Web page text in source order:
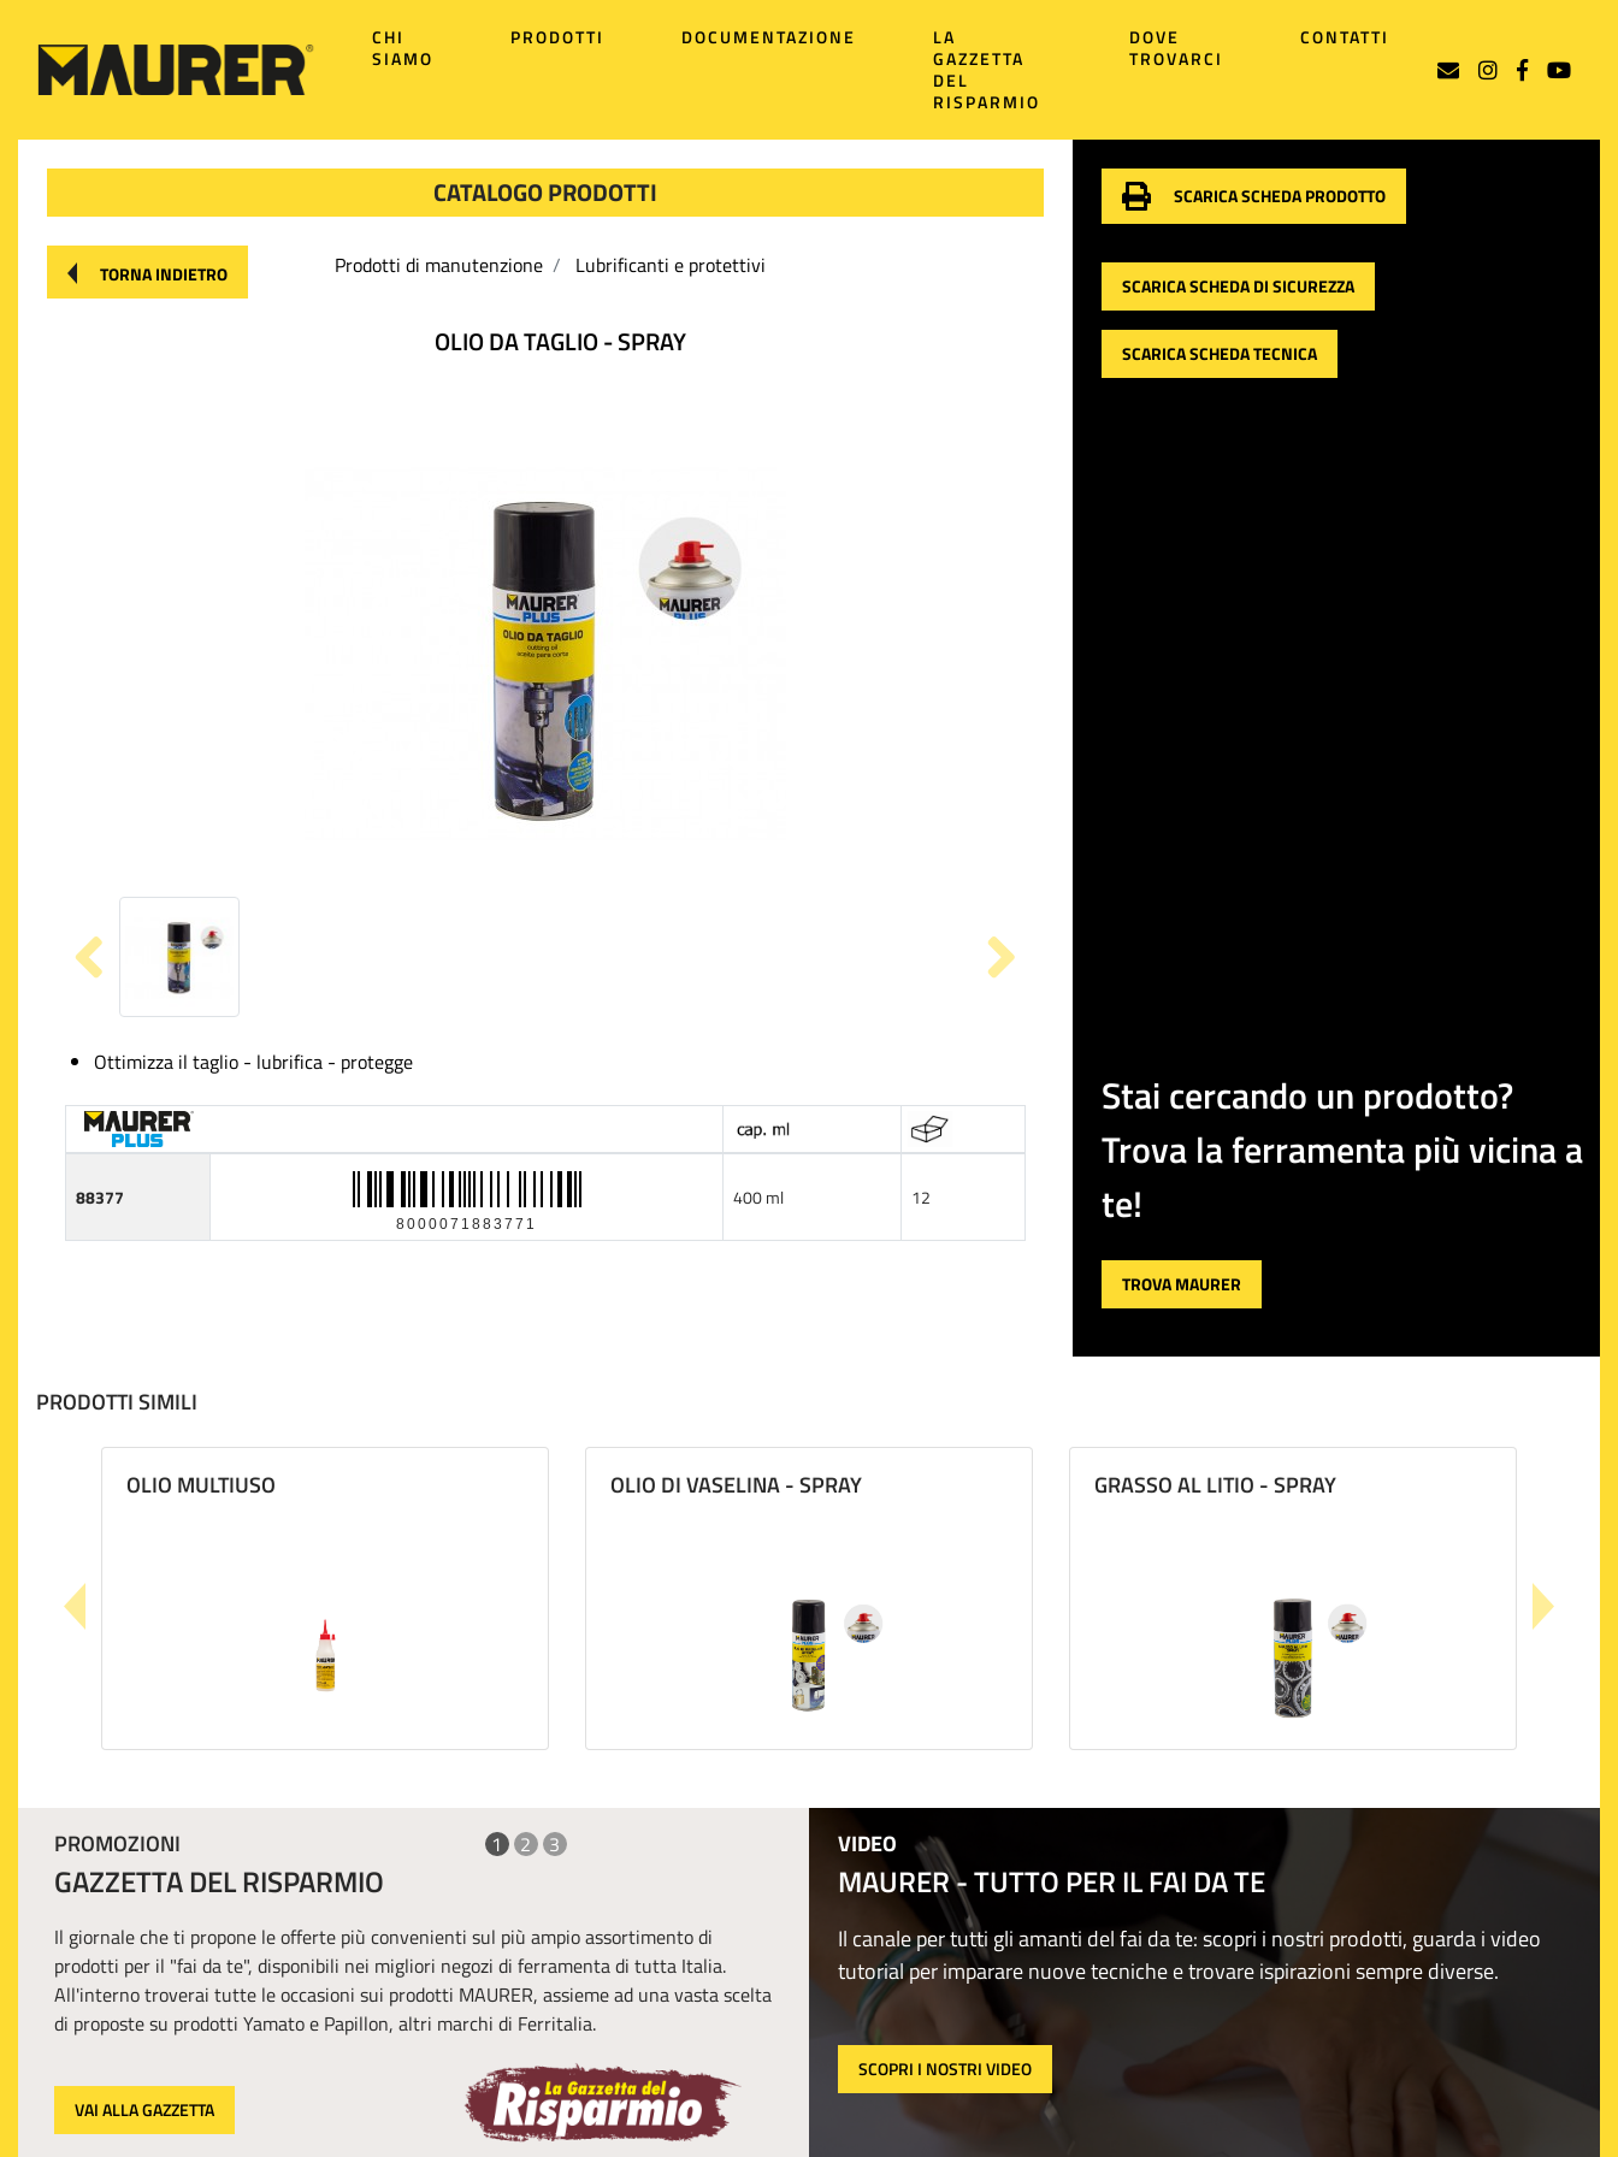
CHI
SIAMO
PRODOTTI DOCUMENTAZIONE
LA
GAZZETTA
DEL
RISPARMIO
DOVE
TROVARCI
CONTATTI
CATALOGO PRODOTTI
TORNA INDIETRO Prodotti di manutenzione Lubrificanti e protettivi
OLIO DA TAGLIO - SPRAY
Ottimizza il taglio - lubrifica - protegge
88377
8000071883771
400 ml 12
SCARICA SCHEDA PRODOTTO
SCARICA SCHEDA DI SICUREZZA
SCARICA SCHEDA TECNICA
Stai cercando un prodotto?
Trova la ferramenta più vicina a
te!
TROVA MAURER
PRODOTTI SIMILI
OLIO MULTIUSO OLIO DI VASELINA - SPRAY GRASSO AL LITIO - SPRAY
PROMOZIONI 1 2 3
GAZZETTA DEL RISPARMIO
Il giornale che ti propone le offerte più convenienti sul più ampio assortimento di
prodotti per il "fai da te", disponibili nei migliori negozi di ferramenta di tutta Italia.
All'interno troverai tutte le occasioni sui prodotti MAURER, assieme ad una vasta scelta
di proposte su prodotti Yamato e Papillon, altri marchi di Ferritalia.
VAI ALLA GAZZETTA
VIDEO
MAURER - TUTTO PER IL FAI DA TE
Il canale per tutti gli amanti del fai da te: scopri i nostri prodotti, guarda i video
tutorial per imparare nuove tecniche e trovare ispirazioni sempre diverse.
SCOPRI I NOSTRI VIDEO